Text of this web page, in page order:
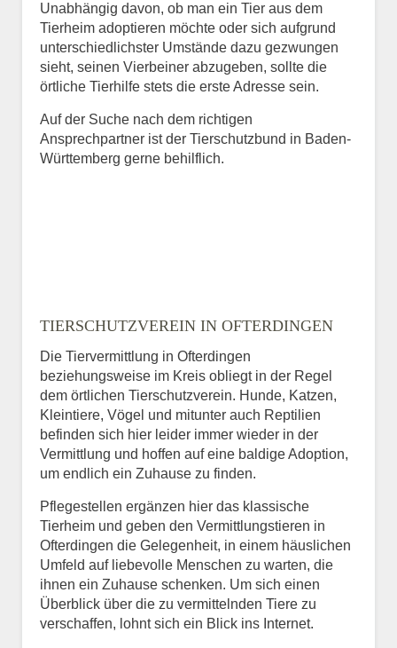
Unabhängig davon, ob man ein Tier aus dem
Tierheim adoptieren möchte oder sich aufgrund
unterschiedlichster Umstände dazu gezwungen
sieht, seinen Vierbeiner abzugeben, sollte die
örtliche Tierhilfe stets die erste Adresse sein.
Auf der Suche nach dem richtigen
Ansprechpartner ist der Tierschutzbund in Baden-
Württemberg gerne behilflich.
TIERSCHUTZVEREIN IN OFTERDINGEN
Die Tiervermittlung in Ofterdingen
beziehungsweise im Kreis obliegt in der Regel
dem örtlichen Tierschutzverein. Hunde, Katzen,
Kleintiere, Vögel und mitunter auch Reptilien
befinden sich hier leider immer wieder in der
Vermittlung und hoffen auf eine baldige Adoption,
um endlich ein Zuhause zu finden.
Pflegestellen ergänzen hier das klassische
Tierheim und geben den Vermittlungstieren in
Ofterdingen die Gelegenheit, in einem häuslichen
Umfeld auf liebevolle Menschen zu warten, die
ihnen ein Zuhause schenken. Um sich einen
Überblick über die zu vermittelnden Tiere zu
verschaffen, lohnt sich ein Blick ins Internet.